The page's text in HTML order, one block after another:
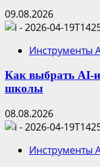
09.08.2026
Инструменты
Как выбрать AI-
школы
08.08.2026
Инструменты